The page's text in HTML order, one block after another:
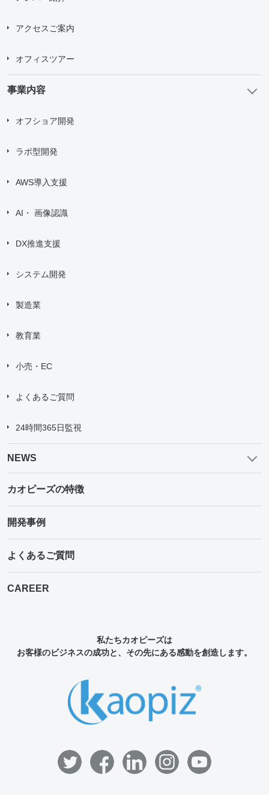
アクセスご案内
オフィスツアー
事業内容
オフショア開発
ラボ型開発
AWS導入支援
AI・ 画像認識
DX推進支援
システム開発
製造業
教育業
小売・EC
よくあるご質問
24時間365日監視
NEWS
カオピーズの特徴
開発事例
よくあるご質問
CAREER
私たちカオピーズは
お客様のビジネスの成功と、その先にある感動を創造します。